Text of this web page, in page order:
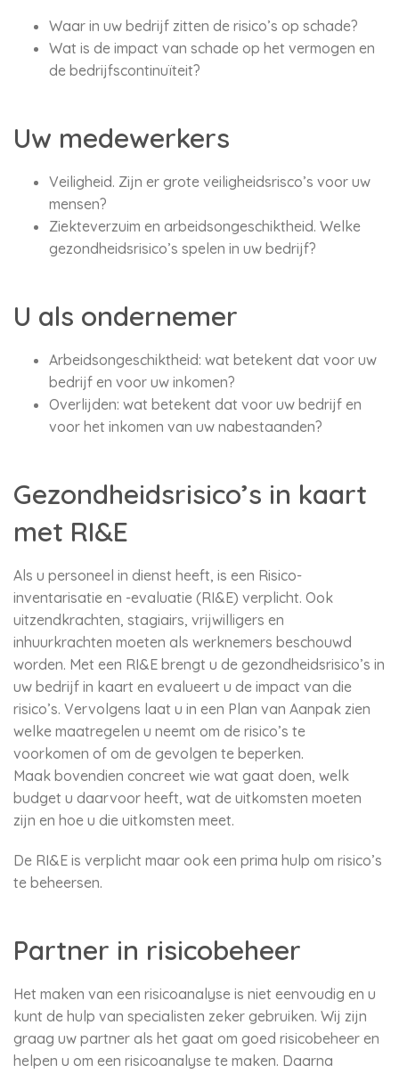
Waar in uw bedrijf zitten de risico’s op schade?
Wat is de impact van schade op het vermogen en
de bedrijfscontinuïteit?
Uw medewerkers
Veiligheid. Zijn er grote veiligheidsrisco’s voor uw
mensen?
Ziekteverzuim en arbeidsongeschiktheid. Welke
gezondheidsrisico’s spelen in uw bedrijf?
U als ondernemer
Arbeidsongeschiktheid: wat betekent dat voor uw
bedrijf en voor uw inkomen?
Overlijden: wat betekent dat voor uw bedrijf en
voor het inkomen van uw nabestaanden?
Gezondheidsrisico’s in kaart
met RI&E
Als u personeel in dienst heeft, is een Risico-
inventarisatie en -evaluatie (RI&E) verplicht. Ook
uitzendkrachten, stagiairs, vrijwilligers en
inhuurkrachten moeten als werknemers beschouwd
worden. Met een RI&E brengt u de gezondheidsrisico’s in
uw bedrijf in kaart en evalueert u de impact van die
risico’s. Vervolgens laat u in een Plan van Aanpak zien
welke maatregelen u neemt om de risico’s te
voorkomen of om de gevolgen te beperken.
Maak bovendien concreet wie wat gaat doen, welk
budget u daarvoor heeft, wat de uitkomsten moeten
zijn en hoe u die uitkomsten meet.
De RI&E is verplicht maar ook een prima hulp om risico’s
te beheersen.
Partner in risicobeheer
Het maken van een risicoanalyse is niet eenvoudig en u
kunt de hulp van specialisten zeker gebruiken. Wij zijn
graag uw partner als het gaat om goed risicobeheer en
helpen u om een risicoanalyse te maken. Daarna